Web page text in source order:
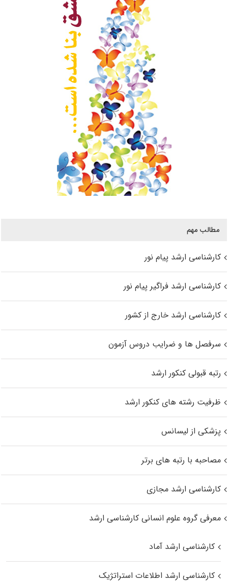
مطالب مهم
کارشناسی ارشد پیام نور
کارشناسی ارشد فراگیر پیام نور
کارشناسی ارشد خارج از کشور
سرفصل ها و ضرایب دروس آزمون
رتبه قبولی کنکور ارشد
ظرفیت رشته های کنکور ارشد
پزشکی از لیسانس
مصاحبه با رتبه های برتر
کارشناسی ارشد مجازی
معرفی گروه علوم انسانی کارشناسی ارشد
کارشناسی ارشد آماد
کارشناسی ارشد اطلاعات استراتژیک